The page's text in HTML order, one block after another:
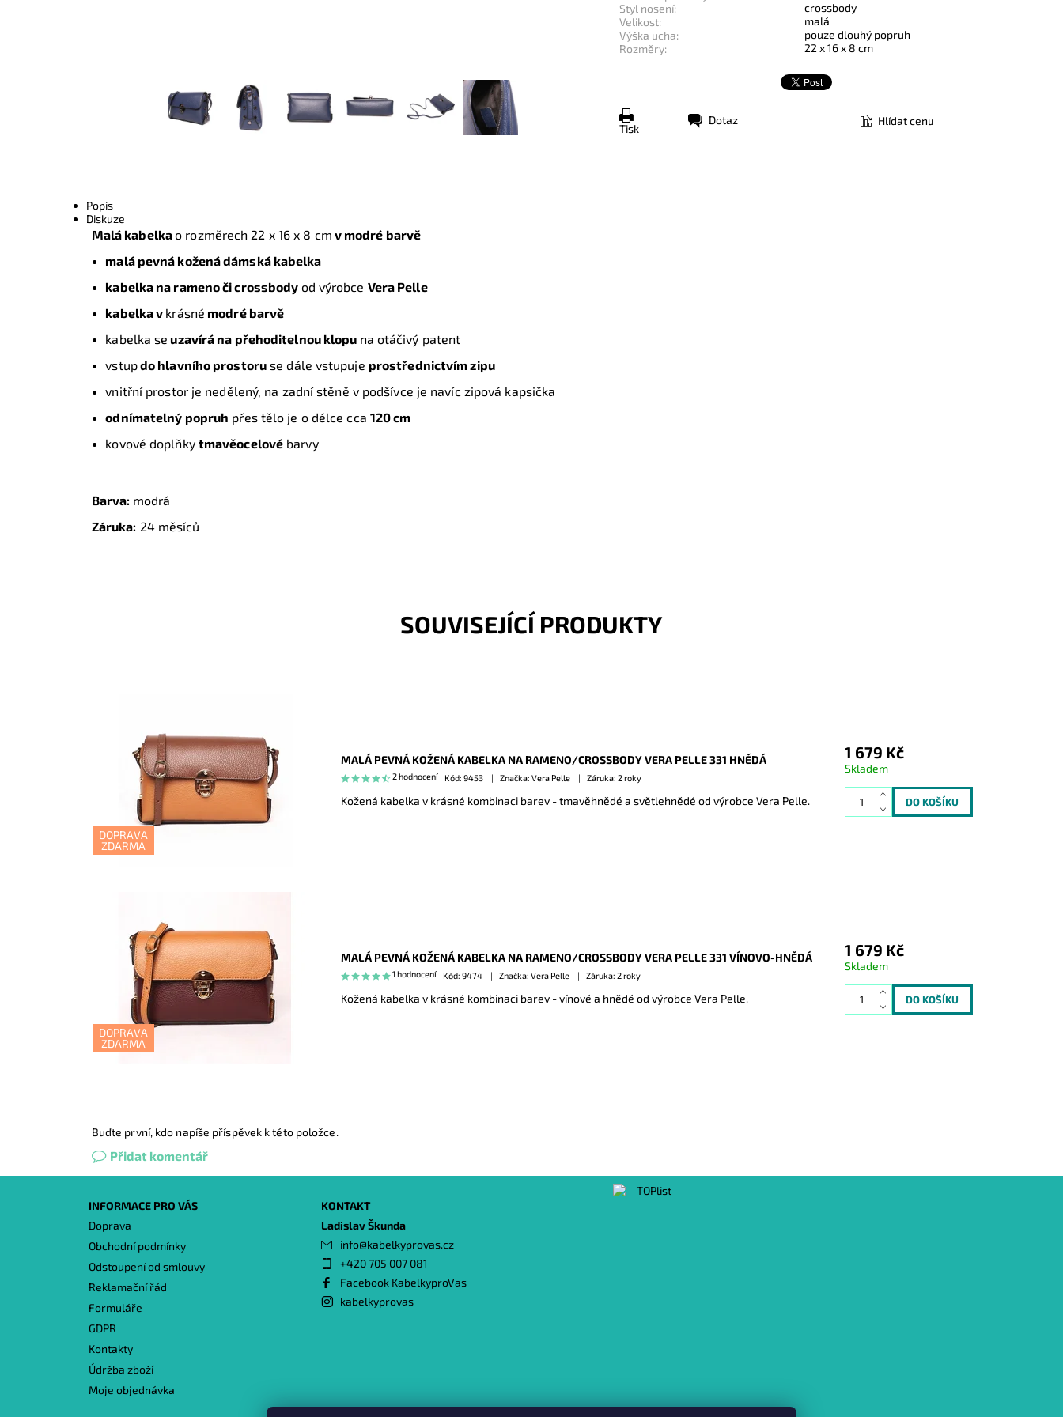
Styl nosení:
crossbody
Velikost:
malá
Výška ucha:
pouze dlouhý popruh
Rozměry:
22 x 16 x 8 cm
Tisk
Dotaz Hlídat cenu
Popis
Diskuze
Malá kabelkao rozměrech 22 x 16 x 8 cm v modré barvě
malá pevná kožená dámská kabelka
kabelka na rameno či crossbody od výrobce Vera Pelle
kabelka v krásné modré barvě
kabelka se uzavírá na přehoditelnou klopu na otáčivý patent
vstupdo hlavního prostoru se dále vstupuje prostřednictvím zipu
vnitřní prostor je nedělený, na zadní stěně v podšívce je navíc zipová kapsička
odnímatelný popruh přes tělo je o délce cca 120 cm
kovové doplňky tmavěocelové barvy
Barva: modrá
Záruka: 24 měsíců
SOUVISEJÍCÍ PRODUKTY
DOPRAVA
ZDARMA
MALÁ PEVNÁ KOŽENÁ KABELKA NA RAMENO/CROSSBODY VERA PELLE 331 HNĚDÁ
2 hodnocení Kód: 9453 Značka: Vera Pelle Záruka: 2 roky
Kožená kabelka v krásné kombinaci barev - tmavěhnědé a světlehnědé od výrobce Vera Pelle.
1 679 Kč
Skladem
DOPRAVA
ZDARMA
MALÁ PEVNÁ KOŽENÁ KABELKA NA RAMENO/CROSSBODY VERA PELLE 331 VÍNOVO-HNĚDÁ
1 hodnocení Kód: 9474 Značka: Vera Pelle Záruka: 2 roky
Kožená kabelka v krásné kombinaci barev - vínové a hnědé od výrobce Vera Pelle.
1 679 Kč
Skladem
Buďte první, kdo napíše příspěvek k této položce.
Přidat komentář
INFORMACE PRO VÁS
Doprava
Obchodní podmínky
Odstoupení od smlouvy
Reklamační řád
Formuláře
GDPR
Kontakty
Údržba zboží
Moje objednávka
KONTAKT
Ladislav Škunda
info@kabelkyprovas.cz
+420 705 007 081
Facebook KabelkyproVas
kabelkyprovas